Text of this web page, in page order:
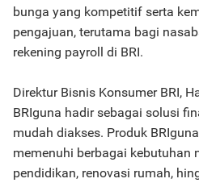
bunga yang kompetitif serta
pengajuan, terutama bagi
rekening payroll di BRI.
Direktur Bisnis Konsumer BRI,
BRIguna hadir sebagai solusi
mudah diakses. Produk
memenuhi berbagai kebutuhan
pendidikan, renovasi rumah,